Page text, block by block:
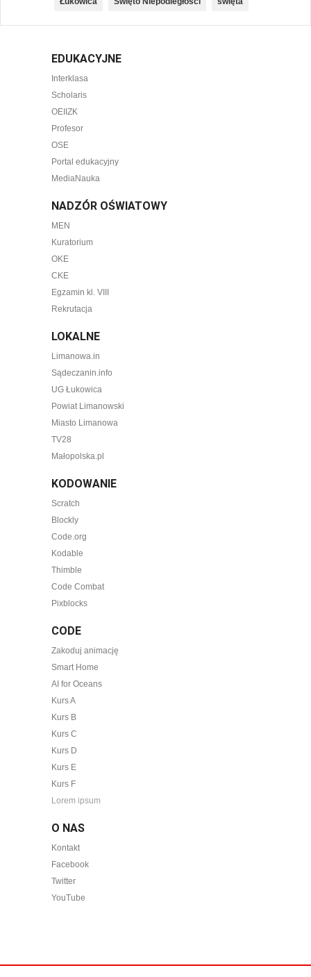
EDUKACYJNE
Interklasa
Scholaris
OEIIZK
Profesor
OSE
Portal edukacyjny
MediaNauka
NADZÓR OŚWIATOWY
MEN
Kuratorium
OKE
CKE
Egzamin kl. VIII
Rekrutacja
LOKALNE
Limanowa.in
Sądeczanin.info
UG Łukowica
Powiat Limanowski
Miasto Limanowa
TV28
Małopolska.pl
KODOWANIE
Scratch
Blockly
Code.org
Kodable
Thimble
Code Combat
Pixblocks
CODE
Zakoduj animację
Smart Home
AI for Oceans
Kurs A
Kurs B
Kurs C
Kurs D
Kurs E
Kurs F
Lorem ipsum
O NAS
Kontakt
Facebook
Twitter
YouTube